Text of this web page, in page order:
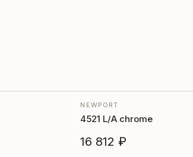
NEWPORT
4521 L/A chrome
16 812 ₽